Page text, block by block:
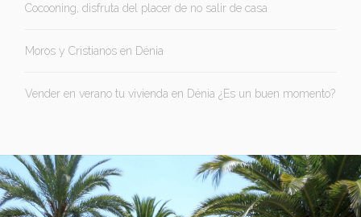
Cocooning, disfruta del placer de no salir de casa
Moros y Cristianos en Dénia
Vender en verano tu vivienda en Dénia ¿Es un buen momento?